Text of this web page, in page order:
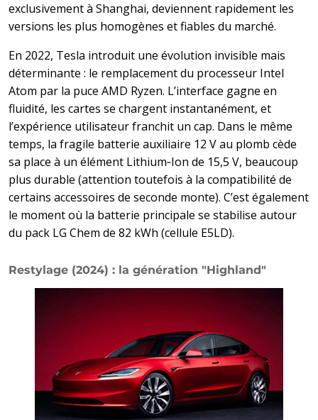
exclusivement à Shanghai, deviennent rapidement les
versions les plus homogènes et fiables du marché.
En 2022, Tesla introduit une évolution invisible mais
déterminante : le remplacement du processeur Intel
Atom par la puce AMD Ryzen. L’interface gagne en
fluidité, les cartes se chargent instantanément, et
l’expérience utilisateur franchit un cap. Dans le même
temps, la fragile batterie auxiliaire 12 V au plomb cède
sa place à un élément Lithium‑Ion de 15,5 V, beaucoup
plus durable (attention toutefois à la compatibilité de
certains accessoires de seconde monte). C’est également
le moment où la batterie principale se stabilise autour
du pack LG Chem de 82 kWh (cellule E5LD).
Restylage (2024) : la génération "Highland"